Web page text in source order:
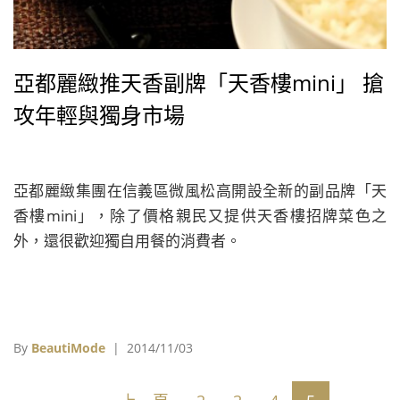
亞都麗緻推天香副牌「天香樓mini」 搶
攻年輕與獨身市場
亞都麗緻集團在信義區微風松高開設全新的副品牌「天
香樓mini」，除了價格親民又提供天香樓招牌菜色之
外，還很歡迎獨自用餐的消費者。
By BeautiMode | 2014/11/03